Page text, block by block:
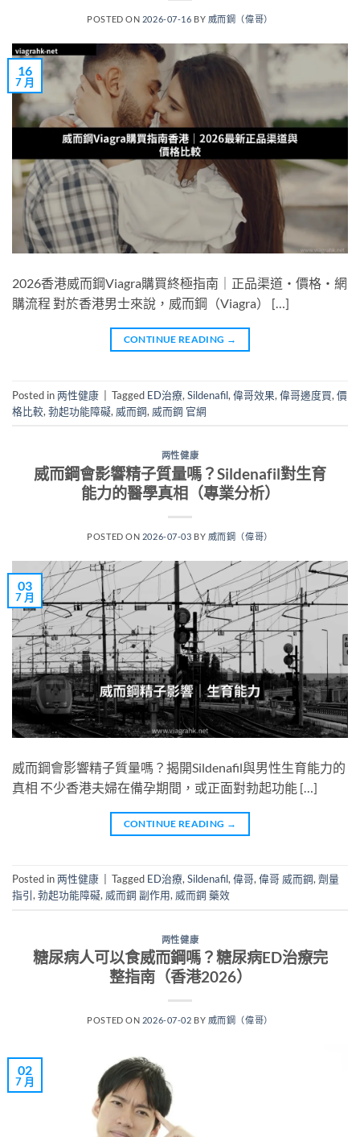
POSTED ON 2026-07-16 BY 威而鋼（偉哥）
16
7 月
2026香港威而鋼Viagra購買終極指南｜正品渠道・價格・網
購流程 對於香港男士來說，威而鋼（Viagra） […]
CONTINUE READING →
Posted in两性健康 Tagged ED治療, Sildenafil, 偉哥效果, 偉哥邊度買, 價
格比較, 勃起功能障礙, 威而鋼, 威而鋼 官網
两性健康
威而鋼會影響精子質量嗎？Sildenafil對生育
能力的醫學真相（專業分析）
POSTED ON 2026-07-03 BY 威而鋼（偉哥）
03
7 月
威而鋼會影響精子質量嗎？揭開Sildenafil與男性生育能力的
真相 不少香港夫婦在備孕期間，或正面對勃起功能 […]
CONTINUE READING →
Posted in两性健康 Tagged ED治療, Sildenafil, 偉哥, 偉哥 威而鋼, 劑量
指引, 勃起功能障礙, 威而鋼 副作用, 威而鋼 藥效
两性健康
糖尿病人可以食威而鋼嗎？糖尿病ED治療完
整指南（香港2026）
POSTED ON 2026-07-02 BY 威而鋼（偉哥）
02
7 月